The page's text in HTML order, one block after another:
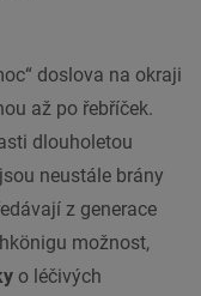
doslova na okraji
až po řebříček.
dlouholetou
neustále brány
z generace
možnost,
o léčivých